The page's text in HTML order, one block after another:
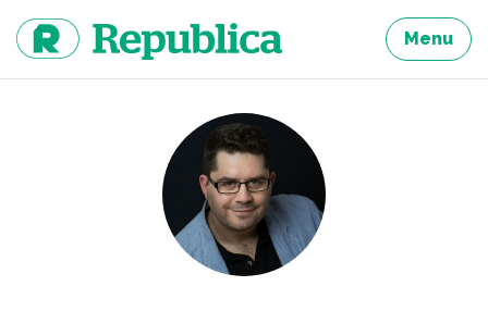
continut
Menu